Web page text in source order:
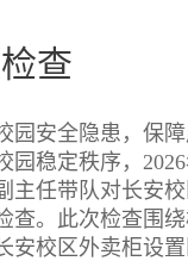
查
园安全隐患，保
园稳定秩序，
主任带队对长安
查。此次检查围
安校区外卖柜设